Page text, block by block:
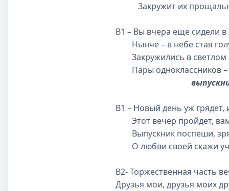
Закружит их
В1 – Вы вчера еще сидели в
Нынче – в небе стая
Закружились в светлом
Пары одноклассников –
В1 – Новый день уж грядет,
Этот вечер пройдет,
Выпускник поспеши, зря
О любви своей скажи
В2- Торжественная часть
Друзья мои, друзья моих